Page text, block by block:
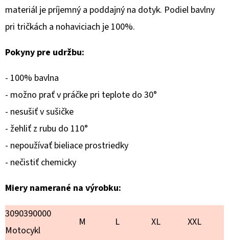
materiál je príjemný a poddajný na dotyk. Podiel bavlny
pri tričkách a nohaviciach je 100%.
Pokyny pre udržbu:
- 100% bavlna
- možno prať v práčke pri teplote do 30°
- nesušiť v sušičke
- žehliť z rubu do 110°
- nepoužívať bieliace prostriedky
- nečistiť chemicky
Miery namerané na výrobku:
3090390000
Motocykl
M L XL
XXL
DÁMSKA
NOČNÁ
KOŠEĽA
KRÁTKYM
RUKÁVOM
€25,90